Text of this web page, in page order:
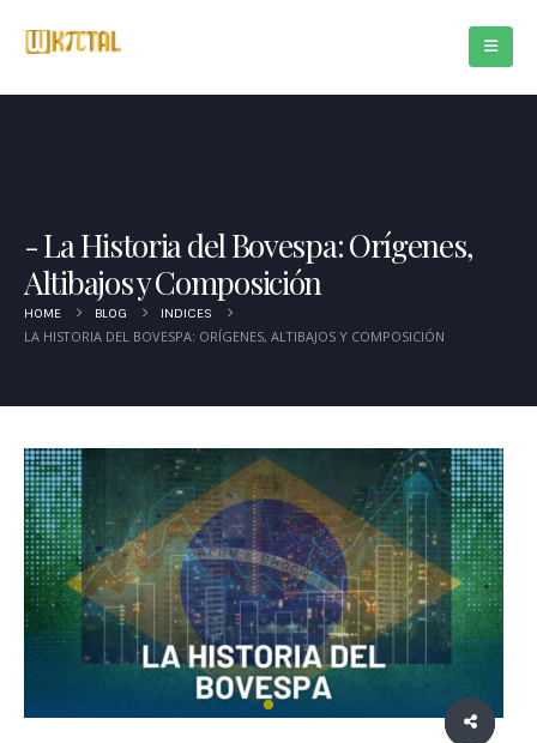
La Historia del Bovespa: Orígenes,
Altibajos y Composición
HOME BLOG INDICES
LA HISTORIA DEL BOVESPA: ORÍGENES, ALTIBAJOS Y COMPOSICIÓN